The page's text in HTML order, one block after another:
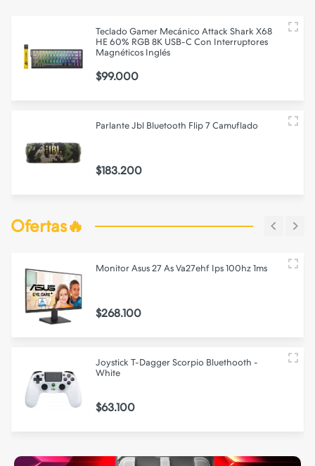
Teclado Gamer Mecánico Attack Shark X68
HE 60% RGB 8K USB-C Con Interruptores
Magnéticos Inglés
$99.000
Parlante Jbl Bluetooth Flip 7 Camuflado
$183.200
Ofertas🔥
Monitor Asus 27 As Va27ehf Ips 100hz 1ms
$268.100
Joystick T-Dagger Scorpio Bluethooth -
White
$63.100